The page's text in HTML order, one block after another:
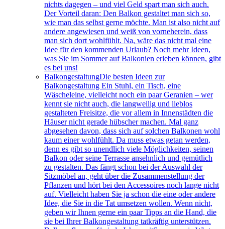
nichts dagegen – und viel Geld spart man sich auch.
Der Vorteil daran: Den Balkon gestaltet man sich so,
wie man das selbst gerne möchte. Man ist also nicht auf
andere angewiesen und weiß von vorneherein, dass
man sich dort wohlfühlt. Na, wäre das nicht mal eine
Idee für den kommenden Urlaub? Noch mehr Ideen,
was Sie im Sommer auf Balkonien erleben können, gibt
es bei uns!
BalkongestaltungDie besten Ideen zur
Balkongestaltung Ein Stuhl, ein Tisch, eine
Wäscheleine, vielleicht noch ein paar Geranien – wer
kennt sie nicht auch, die langweilig und lieblos
gestalteten Freisitze, die vor allem in Innenstädten die
Häuser nicht gerade hübscher machen. Mal ganz
abgesehen davon, dass sich auf solchen Balkonen wohl
kaum einer wohlfühlt. Da muss etwas getan werden,
denn es gibt so unendlich viele Möglichkeiten, seinen
Balkon oder seine Terrasse ansehnlich und gemütlich
zu gestalten. Das fängt schon bei der Auswahl der
Sitzmöbel an, geht über die Zusammenstellung der
Pflanzen und hört bei den Accessoires noch lange nicht
auf. Vielleicht haben Sie ja schon die eine oder andere
Idee, die Sie in die Tat umsetzen wollen. Wenn nicht,
geben wir Ihnen gerne ein paar Tipps an die Hand, die
sie bei Ihrer Balkongestaltung tatkräftig unterstützen.